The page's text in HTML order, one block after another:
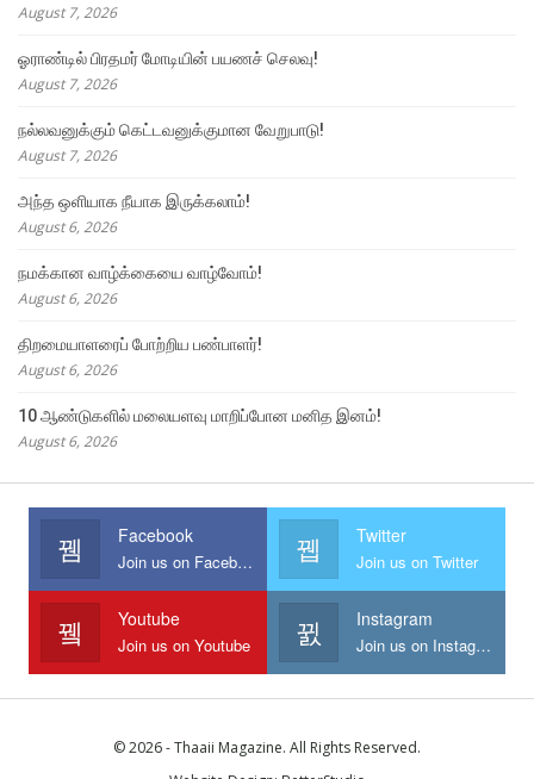
August 7, 2026
ஓராண்டில் பிரதமர் மோடியின் பயணச் செலவு!
August 7, 2026
நல்லவனுக்கும் கெட்டவனுக்குமான வேறுபாடு!
August 7, 2026
அந்த ஒளியாக நீயாக இருக்கலாம்!
August 6, 2026
நமக்கான வாழ்க்கையை வாழ்வோம்!
August 6, 2026
திறமையாளரைப் போற்றிய பண்பாளர்!
August 6, 2026
10 ஆண்டுகளில் மலையளவு மாறிப்போன மனித இனம்!
August 6, 2026
Facebook
Join us on Facebook
Twitter
Join us on Twitter
Youtube
Join us on Youtube
Instagram
Join us on Instagram
© 2026 - Thaaii Magazine. All Rights Reserved.